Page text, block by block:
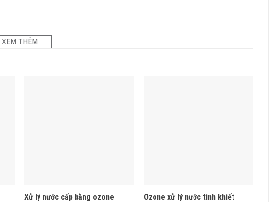
XEM THÊM
Xử lý nước cấp bằng ozone Ozone xử lý nước tinh khiết